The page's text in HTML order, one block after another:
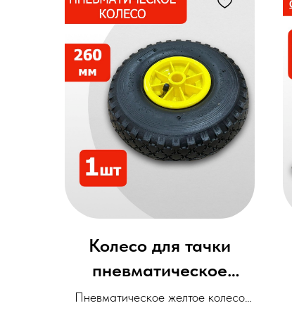
Колесо для тачки
пневматическое
PR1805-2 (260 мм)
Пневматическое желтое колесо